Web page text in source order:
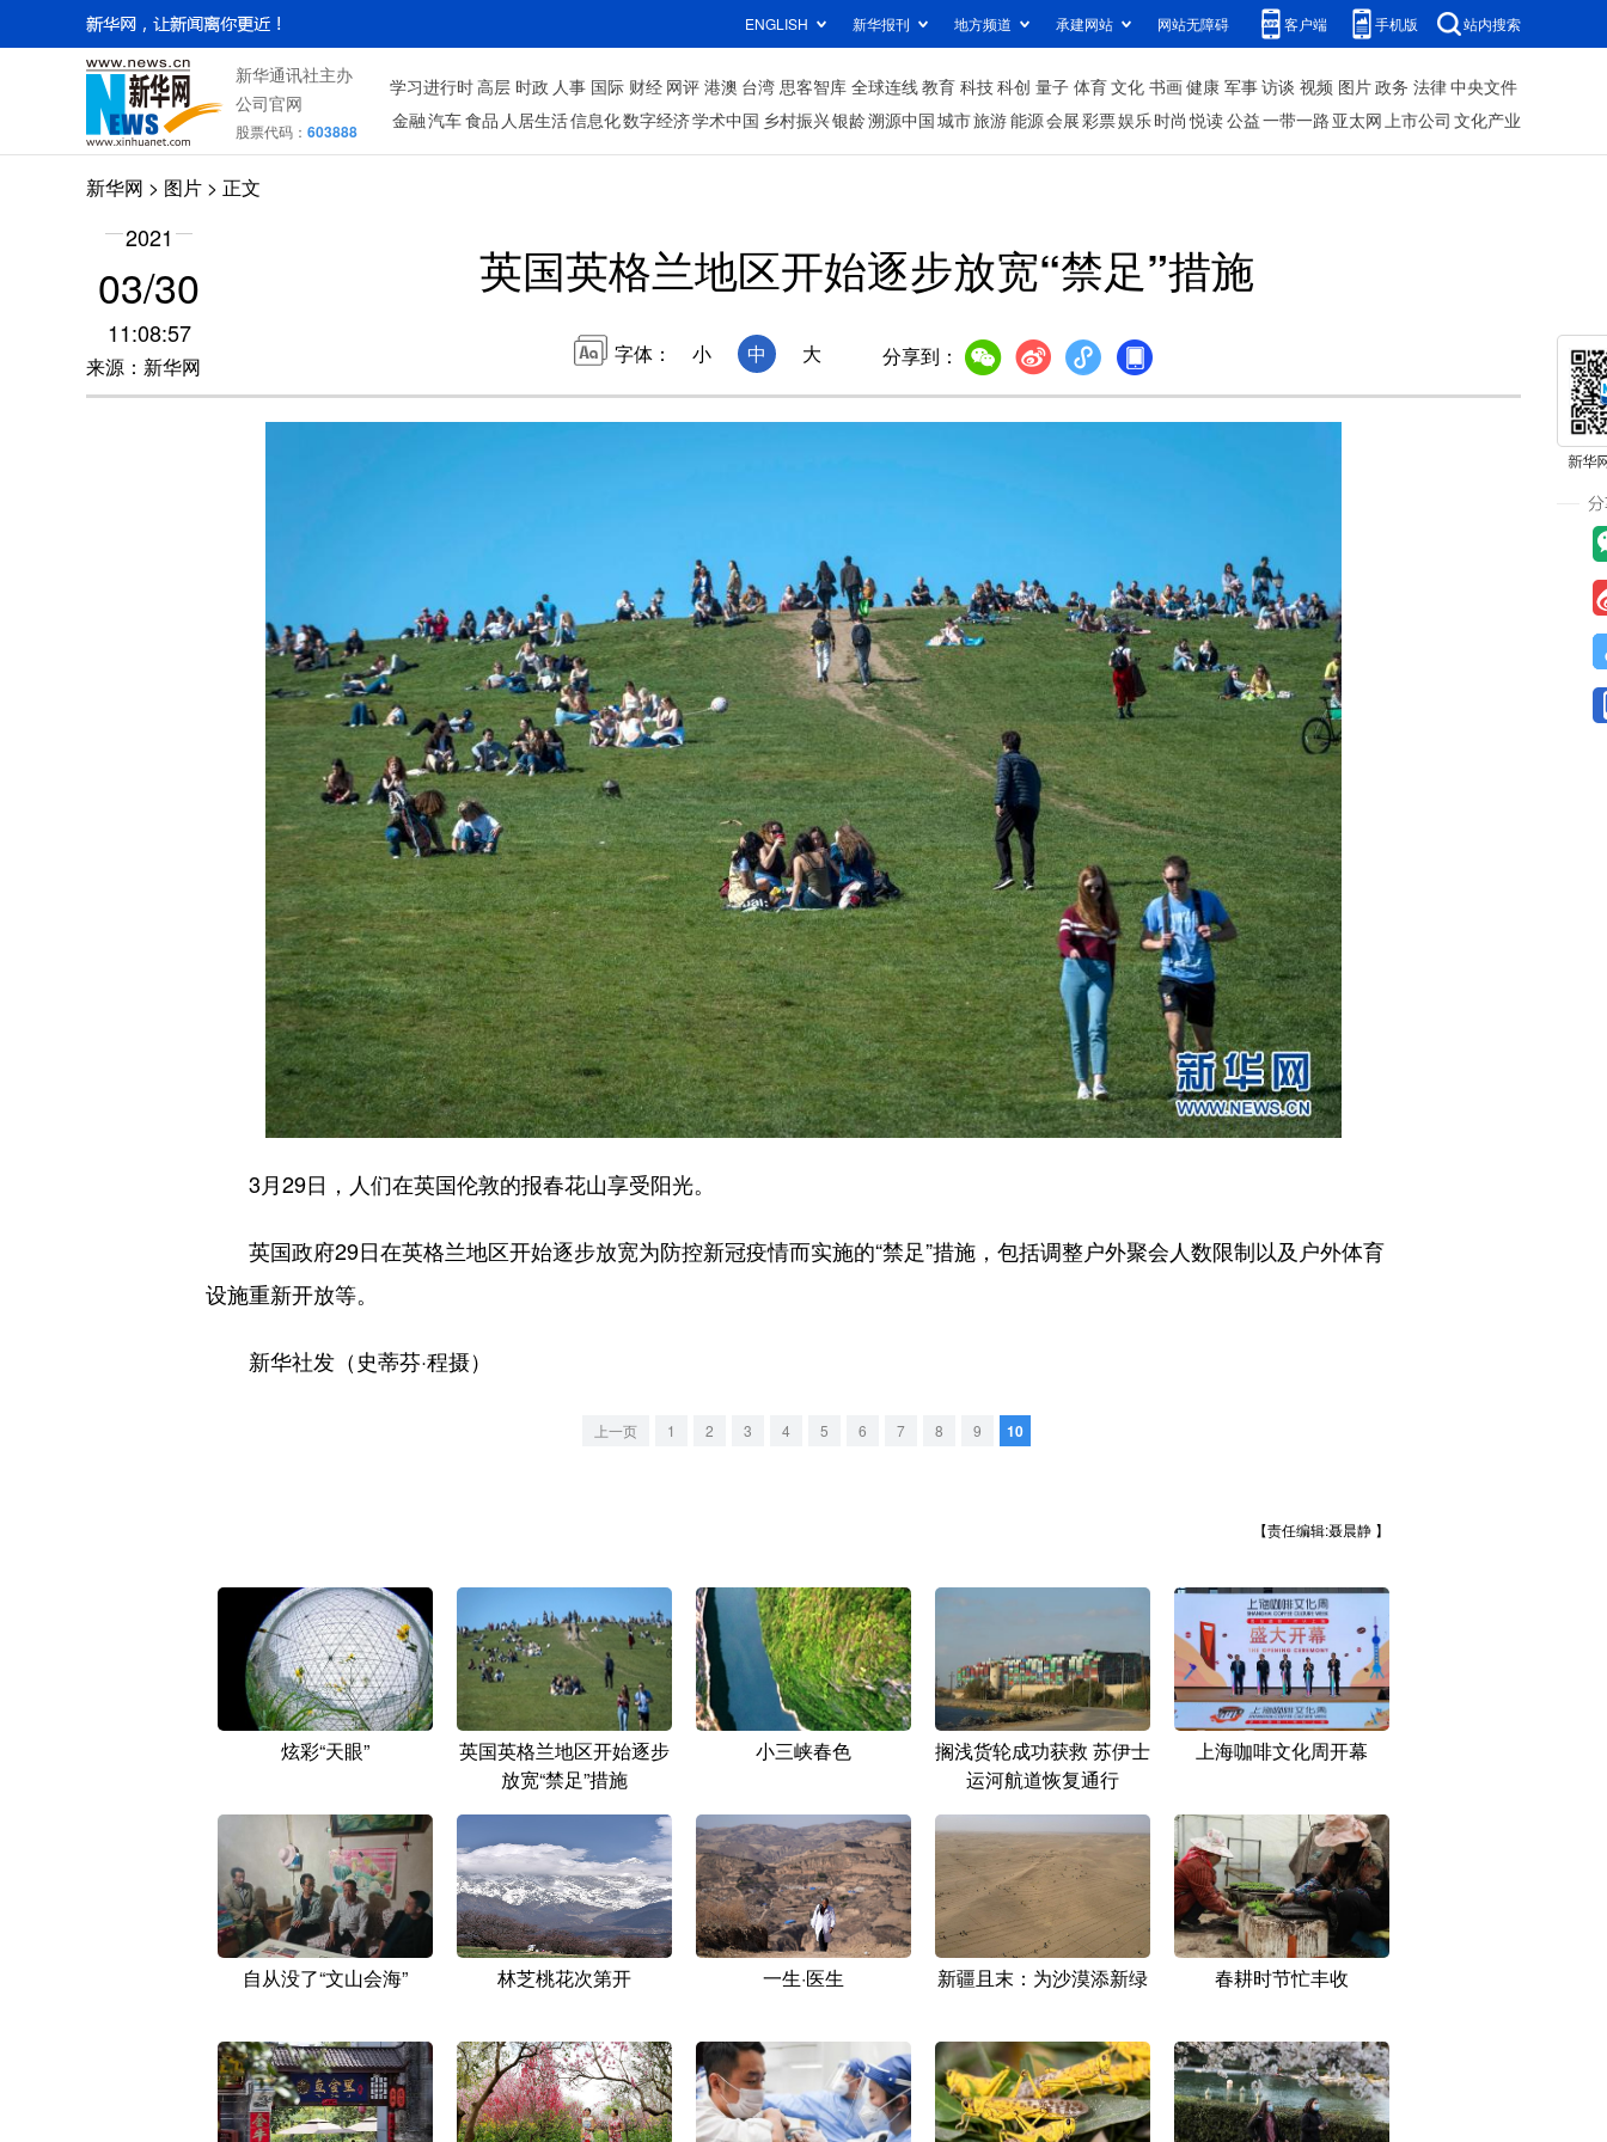
ENGLISH 新华报刊 地方频道 承建网站 网站无障碍 客户端 手机版 站内搜索
新华通讯社主办
公司官网
股票代码： 603888
学习进行时高层 时政 人事 国际 财经 网评 港澳 台湾 思客智库 全球连线教育 科技科创 量子 体育文化 书画健康 军事访谈 视频 图片政务 法律中央文件
金融汽车食品 人居生活信息化数字经济学术中国 乡村振兴银龄溯源中国城市旅游能源会展彩票娱乐时尚 悦读公益一带一路 亚太网上市公司 文化产业
新华网 > 图片 > 正文
2021
03/30
11:08:57
来源：新华网
英国英格兰地区开始逐步放宽“禁足”措施
字体： 小 中 大 分享到：
3月29日，人们在英国伦敦的报春花山享受阳光。
英国政府29日在英格兰地区开始逐步放宽为防控新冠疫情而实施的“禁足”措施，包括调整户外聚会人数限制以及户外体育
设施重新开放等。
新华社发（史蒂芬·程摄）
上一页 1 2 3 4 5 6 7 8 9 10
【责任编辑:聂晨静 】
炫彩“天眼”
英国英格兰地区开始逐步
放宽“禁足”措施
小三峡春色
搁浅货轮成功获救 苏伊士
运河航道恢复通行
上海咖啡文化周开幕
自从没了“文山会海” 林芝桃花次第开 一生·医生 新疆且末：为沙漠添新绿 春耕时节忙丰收